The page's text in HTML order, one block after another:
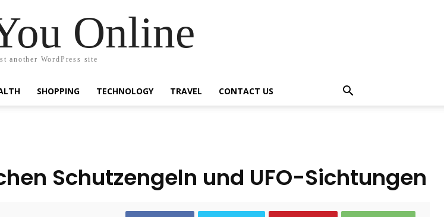
Online
another WordPress site
SHOPPING TECHNOLOGY TRAVEL CONTACT US
Schutzengeln und UFO-Sichtungen